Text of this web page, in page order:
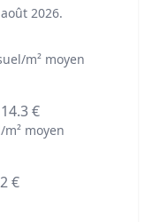
2026.
m² moyen
14.3€
moyen
€